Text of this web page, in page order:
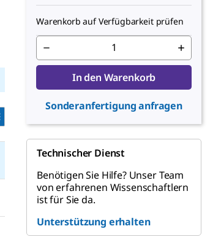
Warenkorb auf Verfügbarkeit prüfen
In den Warenkorb
Sonderanfertigung anfragen
Technischer Dienst
Benötigen Sie Hilfe? Unser Team
von erfahrenen Wissenschaftlern
ist für Sie da.
Unterstützung erhalten